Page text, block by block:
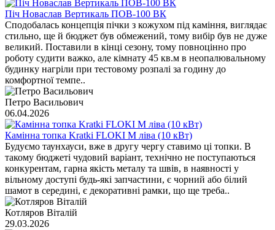
Піч Новаслав Вертикаль ПОВ-100 ВК
Сподобалась концепція пічки з кожухом під каміння, виглядає
стильно, ще й бюджет був обмежений, тому вибір був не дуже
великий. Поставили в кінці сезону, тому повноцінно про
роботу судити важко, але кімнату 45 кв.м в неопалювальному
будинку нагріли при тестовому розпалі за годину до
комфортної темпе..
Петро Васильович
06.04.2026
Камінна топка Kratki FLOKI M ліва (10 кВт)
Будуємо таунхауси, вже в другу чергу ставимо ці топки. В
такому бюджеті чудовий варіант, технічно не поступаються
конкурентам, гарна якість металу та швів, в наявності у
вільному доступі будь-які запчастини, є чорний або білий
шамот в середині, є декоративні рамки, що ще треба..
Котляров Віталій
29.03.2026